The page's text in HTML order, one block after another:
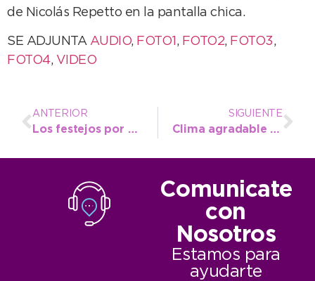
de Nicolás Repetto en la pantalla chica.
SE ADJUNTA AUDIO, FOTO1 , FOTO2, FOTO3,
FOTO4, VIDEO
ANTERIOR
Los festejos por el cumpleaños de Quequén ya tienen el visto bueno de los vecinos
SIGUIENTE
Clima agradable para este lunes
Comunicate
con
Nosotros
Estamos para
ayudarte